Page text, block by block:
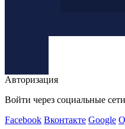
Авторизация
Войти через социальные сети
Facebook Вконтакте Google